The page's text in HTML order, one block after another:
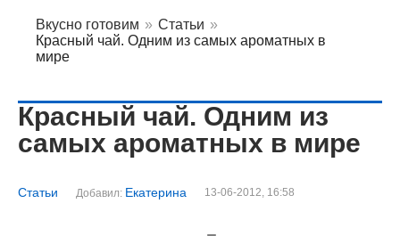
Вкусно готовим » Статьи »
Красный чай. Одним из самых ароматных в
мире
Красный чай. Одним из
самых ароматных в мире
Статьи Добавил: Екатерина 13-06-2012, 16:58